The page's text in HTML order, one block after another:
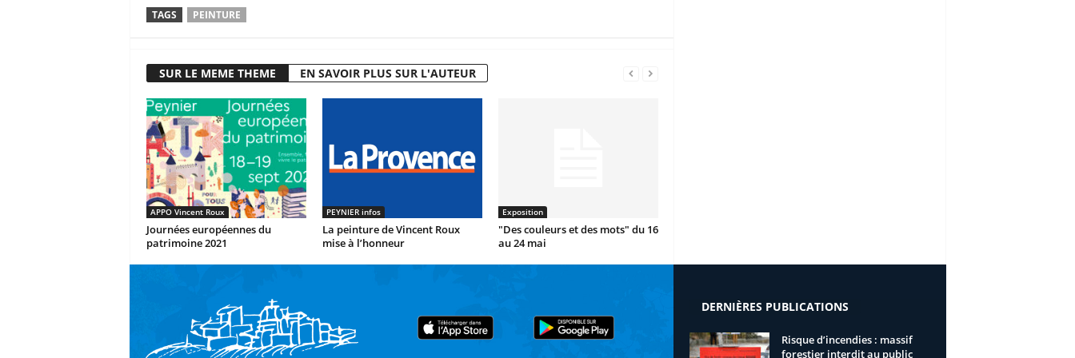
TAGS PEINTURE
SUR LE MEME THEME EN SAVOIR PLUS SUR L'AUTEUR
APPO Vincent Roux
Journées européennes du
patrimoine 2021
PEYNIER infos
La peinture de Vincent Roux
mise à l’honneur
Exposition
"Des couleurs et des mots" du 16
au 24 mai
DERNIÈRES PUBLICATIONS
Risque d’incendies : massif
forestier interdit au public